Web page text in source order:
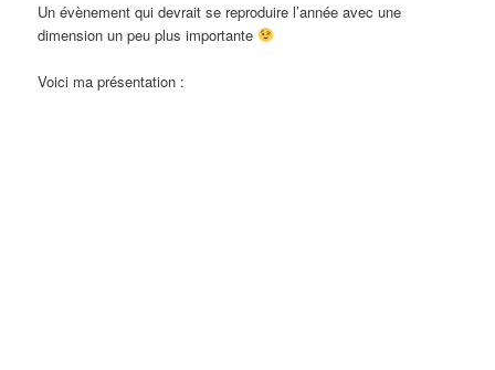
Un évènement qui devrait se reproduire l’année avec une
dimension un peu plus importante
Voici ma présentation :